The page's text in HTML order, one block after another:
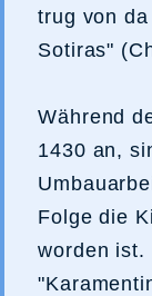
trug von
Sotiras"
Während
1430 an,
Folge die
worden ist.